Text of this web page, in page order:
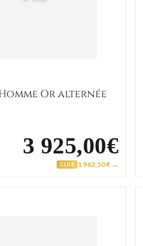
Or alternée
3 925,00€
CLUB 1 962,50 € →